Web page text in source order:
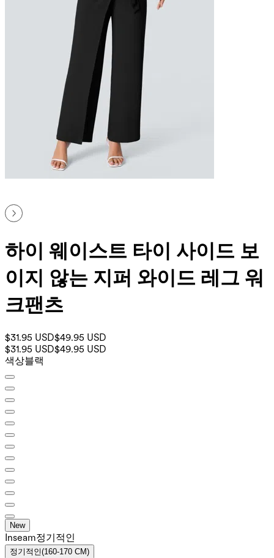
하이 웨이스트 타이 사이드 보
이지 않는 지퍼 와이드 레그 워
크팬츠
$31.95 USD$49.95 USD
$31.95 USD$49.95 USD
색상블랙
New
Inseam️정기적인
정기적인(160-170 CM)